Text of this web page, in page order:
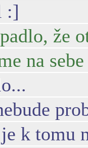
:]
že
na
k tomu